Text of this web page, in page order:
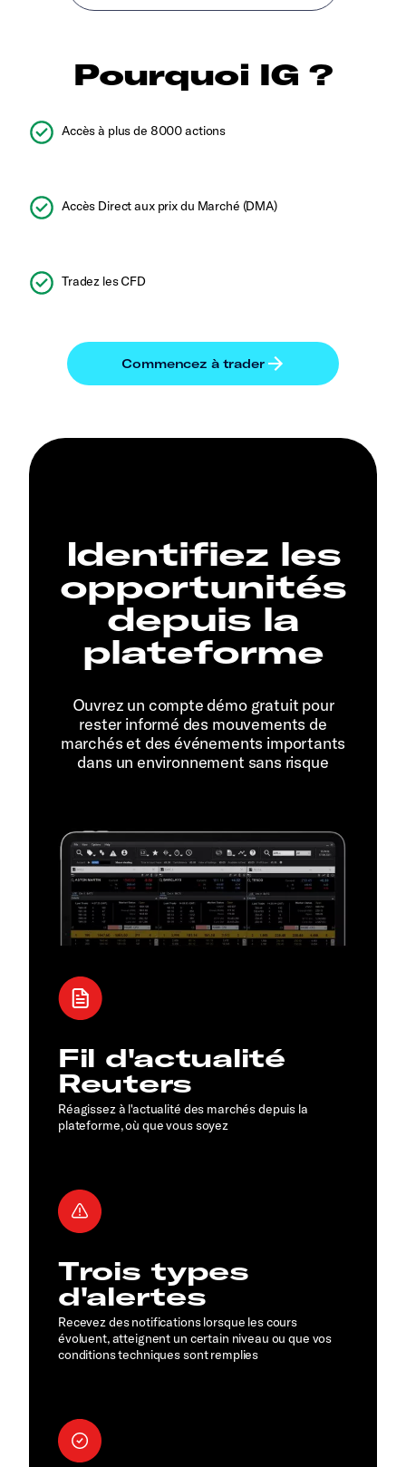
Pourquoi IG ?
Accès à plus de 8000 actions
Accès Direct aux prix du Marché (DMA)
Tradez les CFD
Identifiez les
opportunités
depuis la
plateforme
Ouvrez un compte démo gratuit pour
rester informé des mouvements de
marchés et des événements importants
dans un environnement sans risque
Fil d'actualité
Reuters
Réagissez à l'actualité des marchés depuis la
plateforme, où que vous soyez
Trois types
d'alertes
Recevez des notifications lorsque les cours
évoluent, atteignent un certain niveau ou que vos
conditions techniques sont remplies